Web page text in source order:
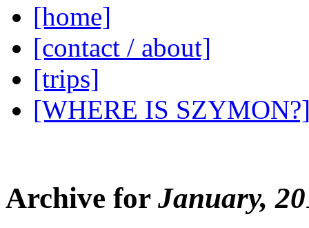
[home]
[contact / about]
[trips]
[WHERE IS
Archive for January,